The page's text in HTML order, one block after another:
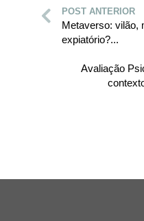
POST ANTERIOR
Metaverso: vilão,
expiatório?...
Avaliação